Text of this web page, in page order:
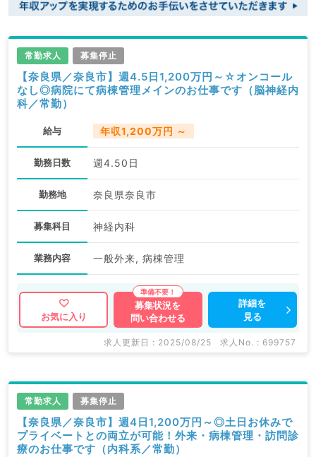
常勤求人 募集停止
【奈良県／奈良市】週4.5日1,200万円～☆オンコール
なし◎病院にて病棟管理メインのお仕事です（脳神経内
科／常勤）
給与 年収1,200万円 ～
勤務日数 週4.50日
勤務地 奈良県奈良市
募集科目 神経内科
業務内容 一般外来, 病棟管理
お気に入り
募集状況を
問い合わせる
詳細を
見る
求人更新日 : 2025/08/25 求人No. : 699757
常勤求人 募集停止
【奈良県／奈良市】週4日1,200万円～◎土日お休みで
プライベートとの両立が可能！外来・病棟管理・訪問診
療のお仕事です（内科系／常勤）